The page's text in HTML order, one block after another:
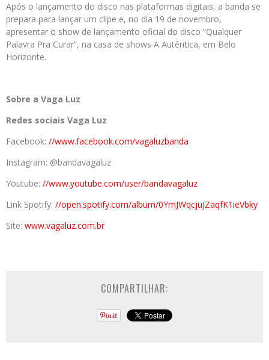
Após o lançamento do disco nas plataformas digitais, a banda se
prepara para lançar um clipe e, no dia 19 de novembro,
apresentar o show de lançamento oficial do disco “Qualquer
Palavra Pra Curar”, na casa de shows A Autêntica, em Belo
Horizonte.
Sobre a Vaga Luz
Redes sociais Vaga Luz
Facebook: //www.facebook.com/vagaluzbanda
Instagram: @bandavagaluz
Youtube: //www.youtube.com/user/bandavagaluz
Link Spotify: //open.spotify.com/album/0YmJWqcjuJZaqfK1ieVbky
Site: www.vagaluz.com.br
COMPARTILHAR: